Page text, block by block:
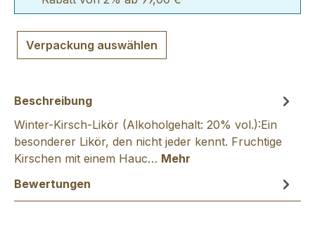
Verpackung auswählen
Beschreibung
Winter-Kirsch-Likör (Alkoholgehalt: 20% vol.):Ein
besonderer Likör, den nicht jeder kennt. Fruchtige
Kirschen mit einem Hauc… Mehr
Bewertungen